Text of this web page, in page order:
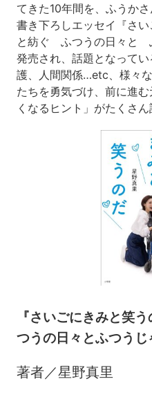
てきた10年間を、ふうか
書き下ろしエッセイ『さ
と紡ぐ ふつうの日々と
発売され、話題となって
護、人間関係…etc、様々
たちを勇気づけ、前に進
くなるヒント」がたくさん
『さいごにきみと
つうの日々とふつうじ
著者／星野真里